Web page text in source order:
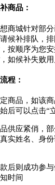
商品：
商城针对部
候补排队，
按顺序为您
如候补失败用
程：
商品，如该
后可以点击“
供应紧俏，
实姓名、身
后则成功参
时间